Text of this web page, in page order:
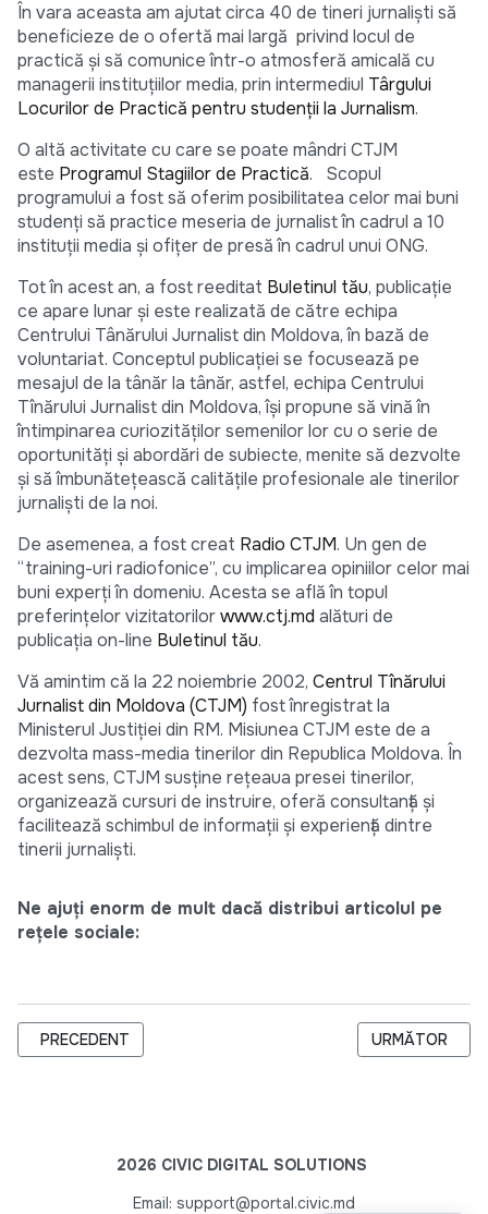
În vara aceasta am ajutat circa 40 de tineri jurnalişti să
beneficieze de o ofertă mai largă privind locul de
practică şi să comunice într-o atmosferă amicală cu
managerii instituţiilor media, prin intermediul Târgului
Locurilor de Practică pentru studenţii la Jurnalism.
O altă activitate cu care se poate mândri CTJM
este Programul Stagiilor de Practică. Scopul
programului a fost să oferim posibilitatea celor mai buni
studenţi să practice meseria de jurnalist în cadrul a 10
instituţii media şi ofiţer de presă în cadrul unui ONG.
Tot în acest an, a fost reeditat Buletinul tău, publicaţie
ce apare lunar şi este realizată de către echipa
Centrului Tânărului Jurnalist din Moldova, în bază de
voluntariat. Conceptul publicaţiei se focusează pe
mesajul de la tânăr la tânăr, astfel, echipa Centrului
Tînărului Jurnalist din Moldova, îşi propune să vină în
întimpinarea curiozităţilor semenilor lor cu o serie de
oportunităţi şi abordări de subiecte, menite să dezvolte
şi să îmbunăteţească calităţile profesionale ale tinerilor
jurnalişti de la noi.
De asemenea, a fost creat Radio CTJM. Un gen de
“training-uri radiofonice”, cu implicarea opiniilor celor mai
buni experţi în domeniu. Acesta se află în topul
preferinţelor vizitatorilorwww.ctj.md alături de
publicaţia on-line Buletinul tău.
Vă amintim că la 22 noiembrie 2002, Centrul Tînărului
Jurnalist din Moldova (CTJM) fost înregistrat la
Ministerul Justiţiei din RM. Misiunea CTJM este de a
dezvolta mass-media tinerilor din Republica Moldova. În
acest sens, CTJM susţine reţeaua presei tinerilor,
organizează cursuri de instruire, oferă consultanţă şi
facilitează schimbul de informaţii şi experienţă dintre
tinerii jurnalişti.
Ne ajuți enorm de mult dacă distribui articolul pe
rețele sociale:
ARTICOL PRECEDENT: LANSAREA PROIECTULUI SOCIAL
PRECEDENT ARTICOLUL
URMĂTOR
2026 CIVIC DIGITAL SOLUTIONS
Email: support@portal.civic.md